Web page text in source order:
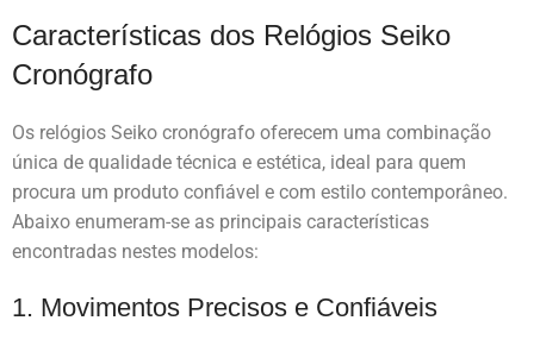
Características dos Relógios Seiko
Cronógrafo
Os relógios Seiko cronógrafo oferecem uma combinação
única de qualidade técnica e estética, ideal para quem
procura um produto confiável e com estilo contemporâneo.
Abaixo enumeram-se as principais características
encontradas nestes modelos:
1. Movimentos Precisos e Confiáveis